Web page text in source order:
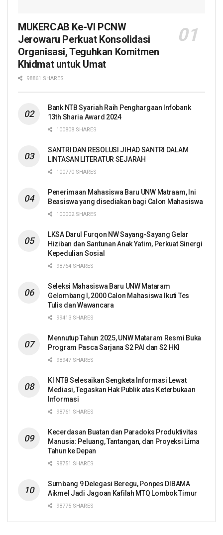
MUKERCAB Ke-VI PCNW
Jerowaru Perkuat Konsolidasi
Organisasi, Teguhkan Komitmen
Khidmat untuk Umat
98861 SHARES
Bank NTB Syariah Raih Penghargaan Infobank
13th Sharia Award 2024
100808 SHARES
SANTRI DAN RESOLUSI JIHAD SANTRI DALAM
LINTASAN LITERATUR SEJARAH
100770 SHARES
Penerimaan Mahasiswa Baru UNW Matraam, Ini
Beasiswa yang disediakan bagi Calon Mahasiswa
100002 SHARES
LKSA Darul Furqon NW Sayang-Sayang Gelar
Hiziban dan Santunan Anak Yatim, Perkuat Sinergi
Kepedulian Sosial
98764 SHARES
Seleksi Mahasiswa Baru UNW Mataram
Gelombang I, 2000 Calon Mahasiswa Ikuti Tes
Tulis dan Wawancara
99413 SHARES
Mennutup Tahun 2025, UNW Mataram Resmi Buka
Program Pasca Sarjana S2 PAI dan S2 HKI
98947 SHARES
KI NTB Selesaikan Sengketa Informasi Lewat
Mediasi, Tegaskan Hak Publik atas Keterbukaan
Informasi
98761 SHARES
Kecerdasan Buatan dan Paradoks Produktivitas
Manusia: Peluang, Tantangan, dan Proyeksi Lima
Tahun ke Depan
98751 SHARES
Sumbang 9 Delegasi Beregu, Ponpes DIBAMA
Aikmel Jadi Jagoan Kafilah MTQ Lombok Timur
98775 SHARES